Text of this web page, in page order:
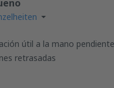
útil a la mano
retrasadas